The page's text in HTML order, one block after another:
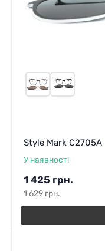
Style Mark C2705A
У наявності
1 425 грн.
1 629грн.